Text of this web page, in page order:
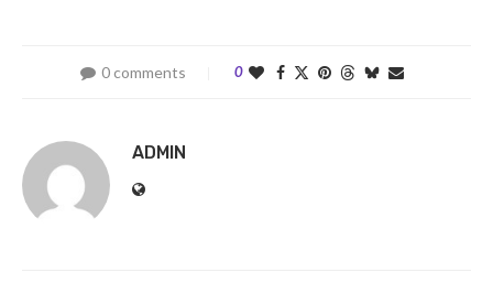
0 comments 0
ADMIN